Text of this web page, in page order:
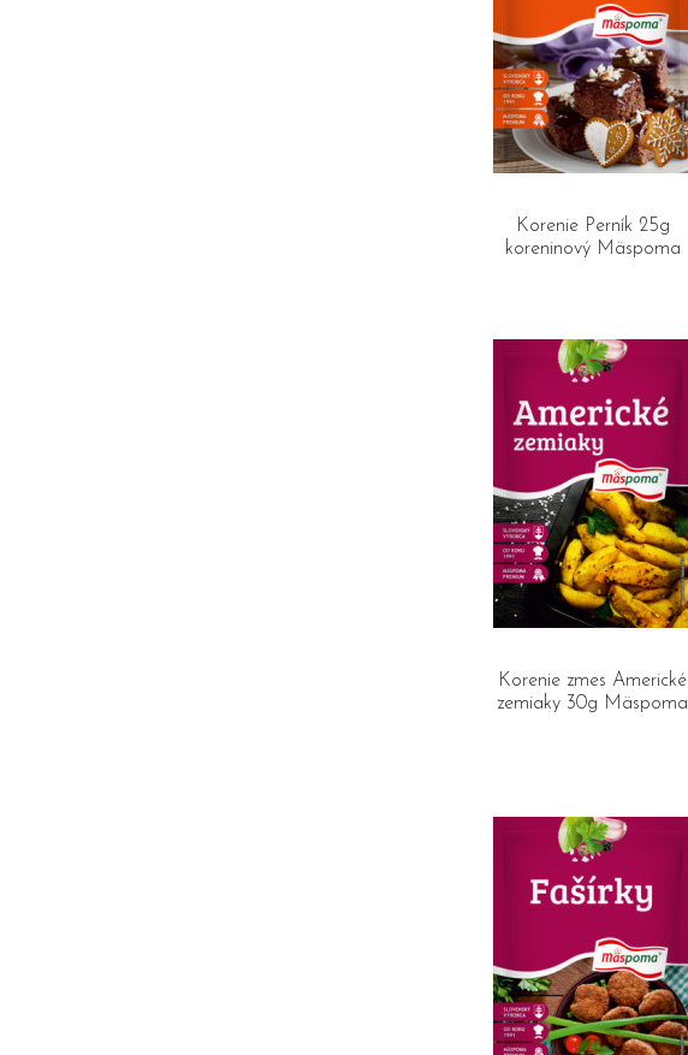
Korenie Perník 25g
koreninový Mäspoma
Korenie zmes Americké
zemiaky 30g Mäspoma